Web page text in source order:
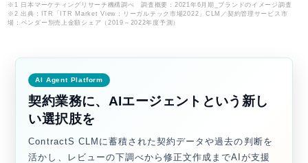
※1 日本マーケティングリサーチ機構調べ 調査概要：2021年6月期_ブランドのイメージ調査
※2 出典：ITR「ITR Market View：リーガルテック市場2022」CLM／契約管理サービス市
場：ベンダー別売上金額シェア（2019～2022年度予測）
AI Agent Platform
契約業務に、AIエージェントという新し
い選択肢を
ContractS CLMに蓄積された契約データや過去の判断を
活かし、レビューの下調べから修正文作成までAIが支援